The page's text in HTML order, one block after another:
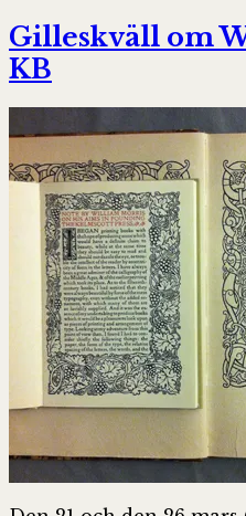
Gilleskväll om
KB